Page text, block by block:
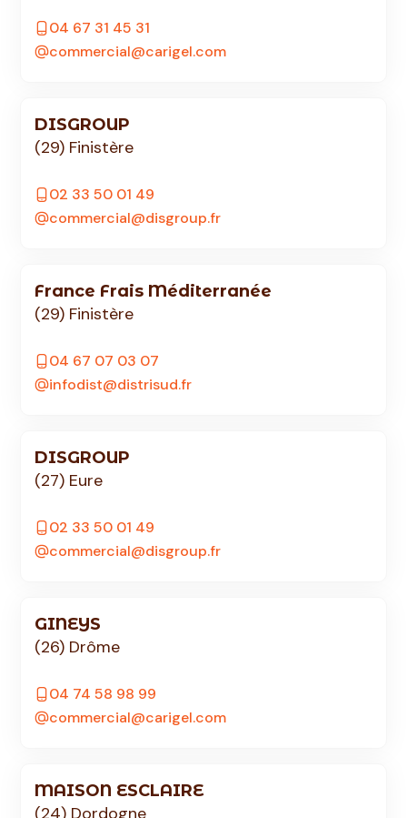
04 67 31 45 31
commercial@carigel.com
DISGROUP
(29) Finistère
02 33 50 01 49
commercial@disgroup.fr
France Frais Méditerranée
(29) Finistère
04 67 07 03 07
infodist@distrisud.fr
DISGROUP
(27) Eure
02 33 50 01 49
commercial@disgroup.fr
GINEYS
(26) Drôme
04 74 58 98 99
commercial@carigel.com
MAISON ESCLAIRE
(24) Dordogne